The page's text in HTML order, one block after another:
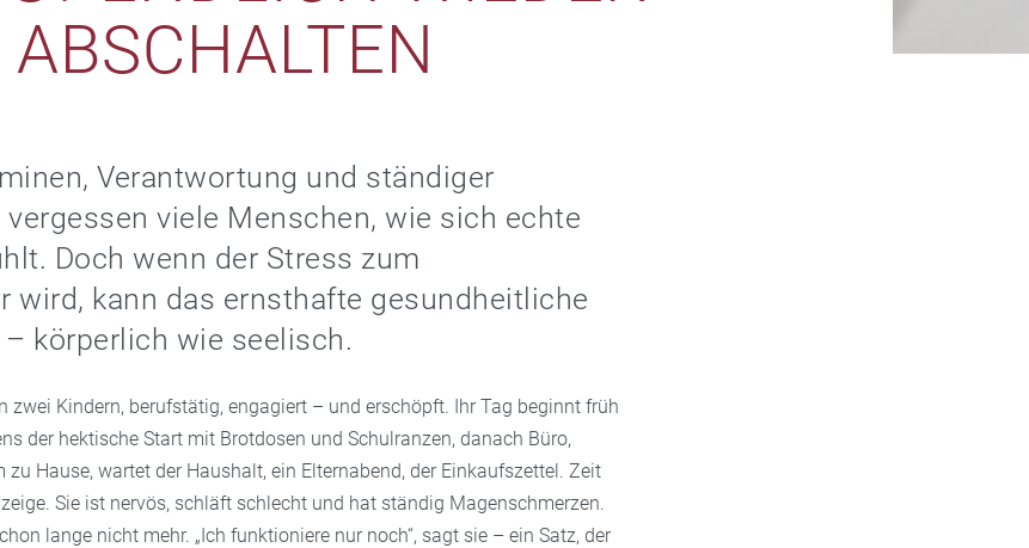
ABSCHALTEN
Verantwortung und ständiger
vergessen viele Menschen, wie sich echte
Doch wenn der Stress zum
wird, kann das ernsthafte gesundheitliche
– körperlich wie seelisch.
zwei Kindern, berufstätig, engagiert – und erschöpft. Ihr Tag beginnt früh
der hektische Start mit Brotdosen und Schulranzen, danach Büro,
zu Hause, wartet der Haushalt, ein Elternabend, der Einkaufszettel. Zeit
Sie ist nervös, schläft schlecht und hat ständig Magenschmerzen.
lange nicht mehr. „Ich funktioniere nur noch“, sagt sie – ein Satz, der